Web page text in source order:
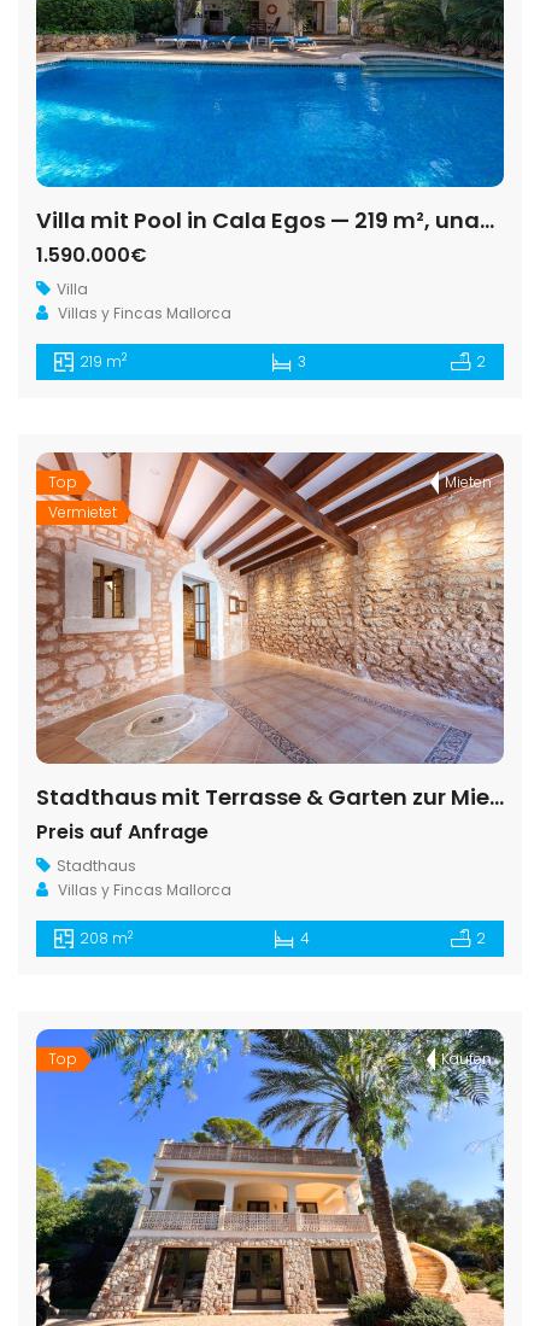
Villa mit Pool in Cala Egos — 219 m², unabhängiges Gästehaus, strandnah
1.590.000€
Villa
Villas y Fincas Mallorca
219 m2 3 2
Top
Vermietet
Mieten
Stadthaus mit Terrasse & Garten zur Miete in Santanyí
Preis auf Anfrage
Stadthaus
Villas y Fincas Mallorca
208 m2 4 2
Top Kaufen